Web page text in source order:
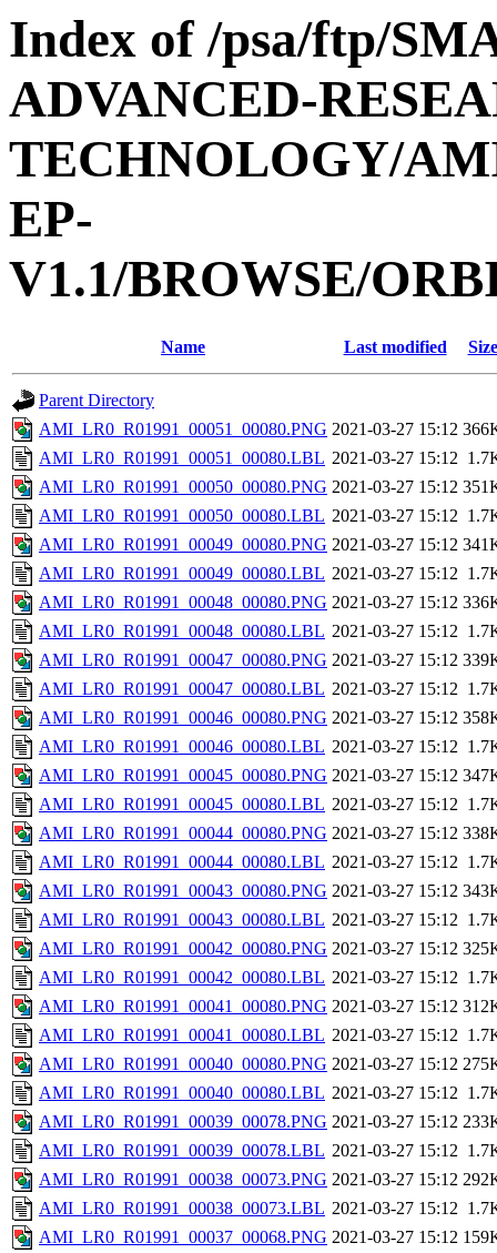
Index of /psa/ftp/
ADVANCED-
TECHNOLOGY/
EP-
V1.1/BROWSE/
Name Last modified Size
Parent Directory
AMI_LR0_R01991_00051_00080.PNG 2021-03-27 15:12
AMI_LR0_R01991_00051_00080.LBL 2021-03-27 15:12
AMI_LR0_R01991_00050_00080.PNG 2021-03-27 15:12
AMI_LR0_R01991_00050_00080.LBL 2021-03-27 15:12
AMI_LR0_R01991_00049_00080.PNG 2021-03-27 15:12
AMI_LR0_R01991_00049_00080.LBL 2021-03-27 15:12
AMI_LR0_R01991_00048_00080.PNG 2021-03-27 15:12
AMI_LR0_R01991_00048_00080.LBL 2021-03-27 15:12
AMI_LR0_R01991_00047_00080.PNG 2021-03-27 15:12
AMI_LR0_R01991_00047_00080.LBL 2021-03-27 15:12
AMI_LR0_R01991_00046_00080.PNG 2021-03-27 15:12
AMI_LR0_R01991_00046_00080.LBL 2021-03-27 15:12
AMI_LR0_R01991_00045_00080.PNG 2021-03-27 15:12
AMI_LR0_R01991_00045_00080.LBL 2021-03-27 15:12
AMI_LR0_R01991_00044_00080.PNG 2021-03-27 15:12
AMI_LR0_R01991_00044_00080.LBL 2021-03-27 15:12
AMI_LR0_R01991_00043_00080.PNG 2021-03-27 15:12
AMI_LR0_R01991_00043_00080.LBL 2021-03-27 15:12
AMI_LR0_R01991_00042_00080.PNG 2021-03-27 15:12
AMI_LR0_R01991_00042_00080.LBL 2021-03-27 15:12
AMI_LR0_R01991_00041_00080.PNG 2021-03-27 15:12
AMI_LR0_R01991_00041_00080.LBL 2021-03-27 15:12
AMI_LR0_R01991_00040_00080.PNG 2021-03-27 15:12
AMI_LR0_R01991_00040_00080.LBL 2021-03-27 15:12
AMI_LR0_R01991_00039_00078.PNG 2021-03-27 15:12
AMI_LR0_R01991_00039_00078.LBL 2021-03-27 15:12
AMI_LR0_R01991_00038_00073.PNG 2021-03-27 15:12
AMI_LR0_R01991_00038_00073.LBL 2021-03-27 15:12
AMI_LR0_R01991_00037_00068.PNG 2021-03-27 15:12